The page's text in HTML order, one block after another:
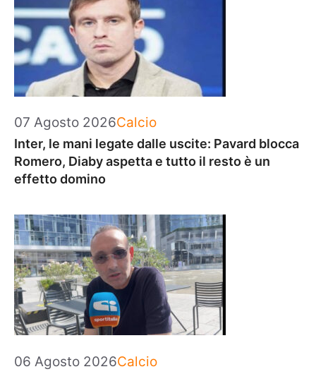
07 Agosto 2026Categorie
Calcio
Inter, le mani legate dalle uscite: Pavard blocca
Romero, Diaby aspetta e tutto il resto è un
effetto domino
06 Agosto 2026Categorie
Calcio